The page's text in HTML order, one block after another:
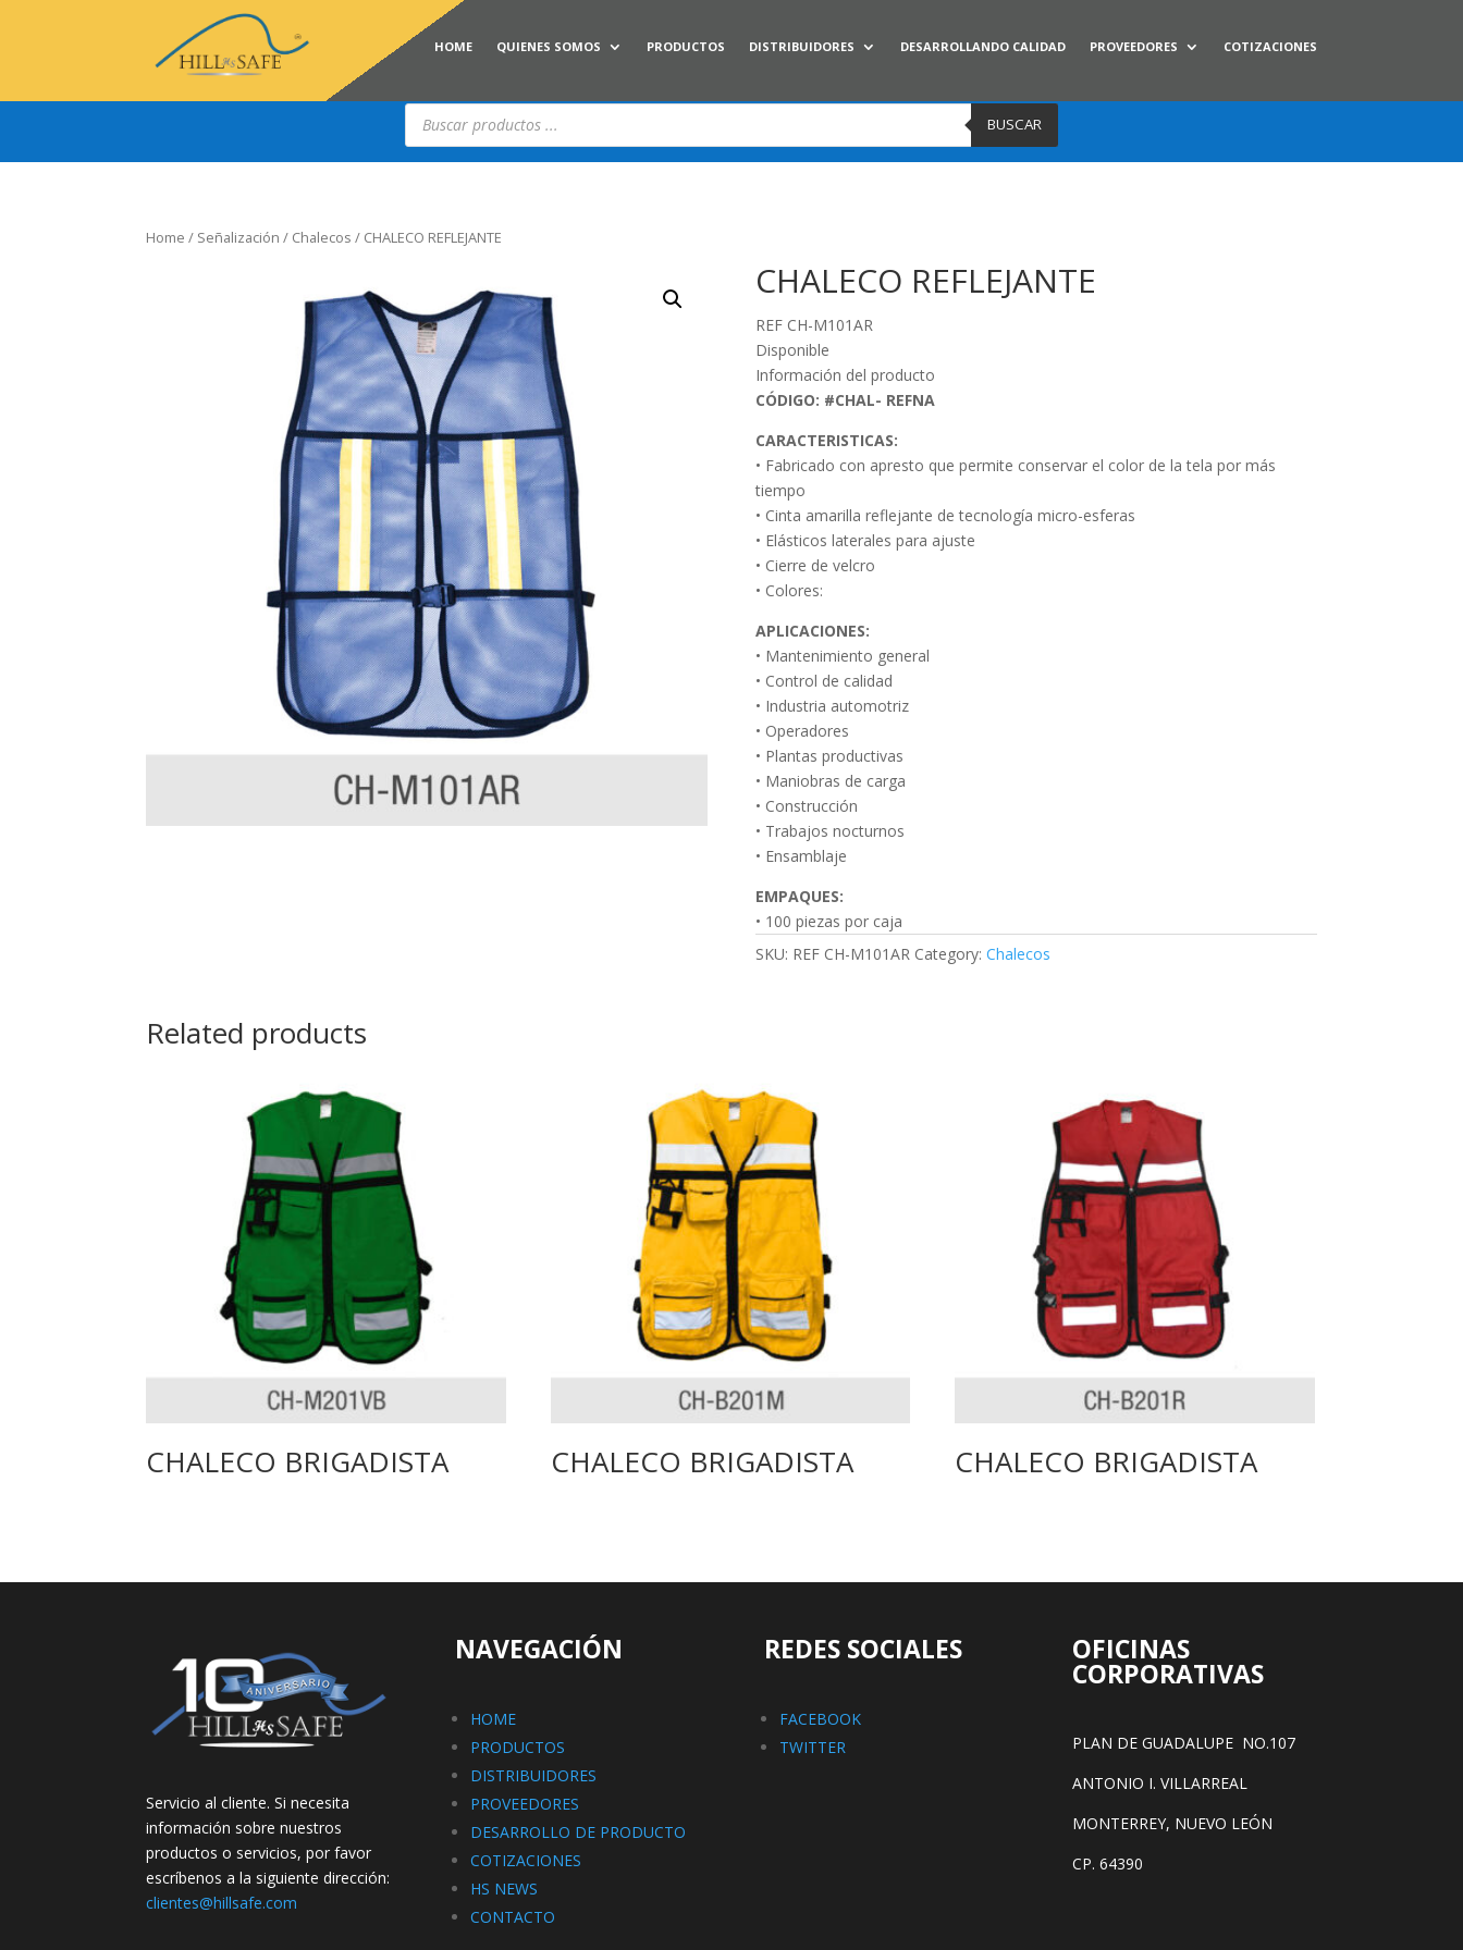
HOME QUIENES SOMOS PRODUCTOS DISTRIBUIDORES DESARROLLANDO CALIDAD PROVEEDORES COTIZACIONES
Búsqueda
productos
BUSCAR
Home / Señalización / Chalecos / CHALECO REFLEJANTE
CHALECO REFLEJANTE
REF CH-M101AR
Disponible
Información del producto
CÓDIGO: #CHAL- REFNA
CARACTERISTICAS:
• Fabricado con apresto que permite conservar el color de la tela por más
tiempo
• Cinta amarilla reflejante de tecnología micro-esferas
• Elásticos laterales para ajuste
• Cierre de velcro
• Colores:
APLICACIONES:
• Mantenimiento general
• Control de calidad
• Industria automotriz
• Operadores
• Plantas productivas
• Maniobras de carga
• Construcción
• Trabajos nocturnos
• Ensamblaje
EMPAQUES:
• 100 piezas por caja
SKU: REF CH-M101AR Category: Chalecos
Related products
CHALECO BRIGADISTA CHALECO BRIGADISTA CHALECO BRIGADISTA
Servicio al cliente. Si necesita
información sobre nuestros
productos o servicios, por favor
escríbenos a la siguiente dirección:
clientes@hillsafe.com
NAVEGACIÓN
HOME
PRODUCTOS
DISTRIBUIDORES
PROVEEDORES
DESARROLLO DE PRODUCTO
COTIZACIONES
HS NEWS
CONTACTO
REDES SOCIALES
FACEBOOK
TWITTER
OFICINAS
CORPORATIVAS
PLAN DE GUADALUPE NO.107
ANTONIO I. VILLARREAL
MONTERREY, NUEVO LEÓN
CP. 64390